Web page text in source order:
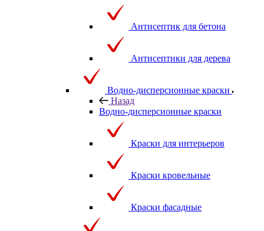
Антисептик для бетона
Антисептики для дерева
Водно-дисперсионные краски
Назад
Водно-дисперсионные краски
Краски для интерьеров
Краски кровельные
Краски фасадные